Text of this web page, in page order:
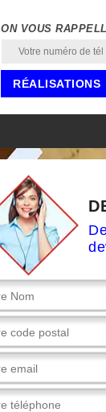
ON VOUS
RÉALISATIONS